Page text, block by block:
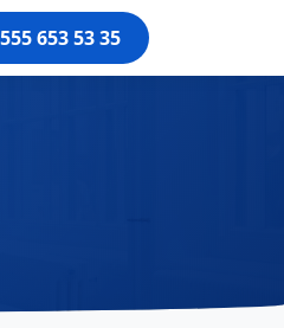
653 53 35